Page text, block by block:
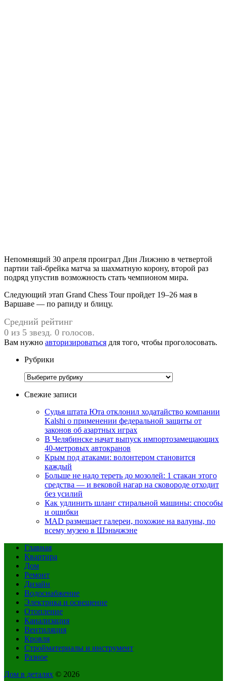
Непомнящий 30 апреля проиграл Дин Лижэню в четвертой
партии тай-брейка матча за шахматную корону, второй раз
подряд упустив возможность стать чемпионом мира.
Следующий этап Grand Chess Tour пройдет 19–26 мая в
Варшаве — по рапиду и блицу.
Средний рейтинг
0 из 5 звезд. 0 голосов.
Вам нужно авторизироваться для того, чтобы проголосовать.
Рубрики
Рубрики
Свежие записи
Судья штата Юта отклонил ходатайство компании
Kalshi о применении федеральной защиты от
законов об азартных играх
В Челябинске начат выпуск импортозамещающих
40-метровых автокранов
Крым под атаками: волонтером становится
каждый
Больше не надо тереть до мозолей: 1 стакан этого
средства — и вековой нагар на сковороде отходит
без усилий
Как удлинить шланг стиральной машины: способы
и ошибки
MAD размещает галереи, похожие на валуны, по
всему музею в Шэньчжэне
Главная
Квартира
Дом
Ремонт
Дизайн
Водоснабжение
Электрика и освещение
Отопление
Канализация
Вентиляция
Кровля
Стройматериалы и инструмент
Разное
Дом в деталях © 2026